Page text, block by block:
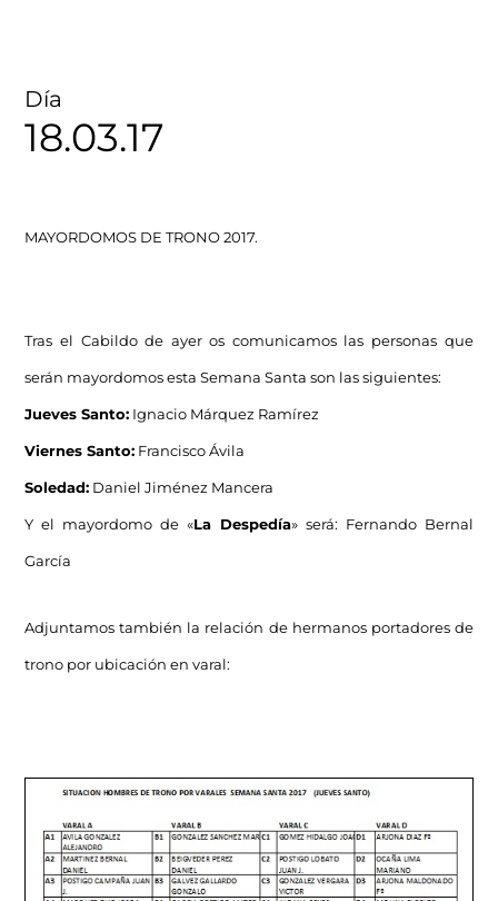
Día
18.03.17
MAYORDOMOS DE TRONO 2017.
Tras el Cabildo de ayer os comunicamos las personas que
serán mayordomos esta Semana Santa son las siguientes:
Jueves Santo: Ignacio Márquez Ramírez
Viernes Santo: Francisco Ávila
Soledad: Daniel Jiménez Mancera
Y el mayordomo de «La Despedía» será: Fernando Bernal
García
Adjuntamos también la relación de hermanos portadores de
trono por ubicación en varal: